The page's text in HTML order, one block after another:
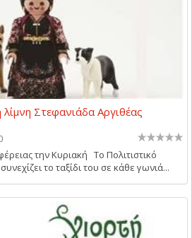
Στεφανιάδα Αργιθέας
την Κυριακή Το Πολιτιστικό
το ταξίδι του σε κάθε γωνιά...